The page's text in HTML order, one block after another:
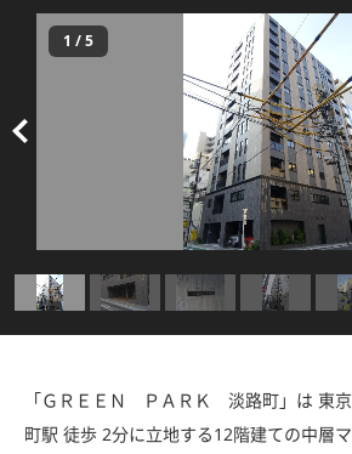
1 /5
「ＧＲＥＥＮ ＰＡＲＫ 淡路町」は 東
町駅 徒歩 2分に立地する12階建ての中層